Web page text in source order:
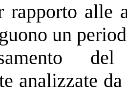
rapporto alle
un
analizzate